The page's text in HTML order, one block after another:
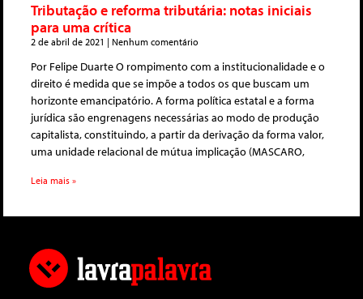
Tributação e reforma tributária: notas iniciais
para uma crítica
2 de abril de 2021 Nenhum comentário
Por Felipe Duarte O rompimento com a institucionalidade e o
direito é medida que se impõe a todos os que buscam um
horizonte emancipatório. A forma política estatal e a forma
jurídica são engrenagens necessárias ao modo de produção
capitalista, constituindo, a partir da derivação da forma valor,
uma unidade relacional de mútua implicação (MASCARO,
Leia mais »